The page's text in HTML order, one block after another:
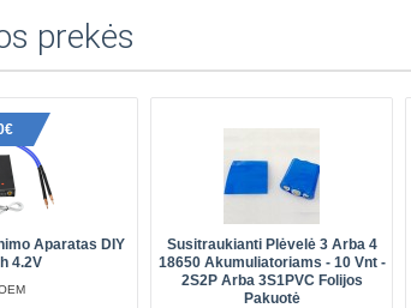
prekės
Aparatas DIY
4.2V
Susitraukianti Plėvelė 3 Arba 4
18650 Akumuliatoriams - 10 Vnt -
2S2P Arba 3S1PVC Folijos
Pakuotė